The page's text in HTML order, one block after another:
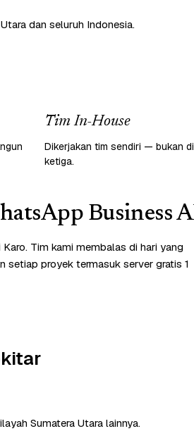
dan seluruh Indonesia.
Tim In-House
Dikerjakan tim sendiri — bukan
ketiga.
Business
Tim kami membalas di hari yang
setiap proyek termasuk server gratis 1
Sumatera Utara lainnya.